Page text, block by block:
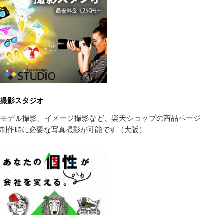
撮影スタジオ
モデル撮影、イメージ撮影など、楽天ショップの商品ページ
制作時に必要な写真撮影が可能です（大阪）